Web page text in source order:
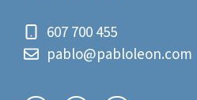
607 700 455
pablo@pabloleon.com